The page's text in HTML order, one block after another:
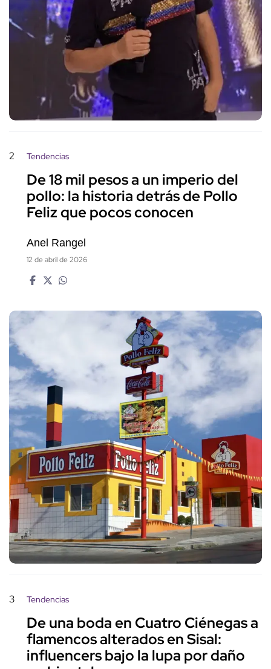
2 Tendencias
De 18 mil pesos a un imperio del
pollo: la historia detrás de Pollo
Feliz que pocos conocen
Anel Rangel
12 de abril de 2026
3 Tendencias
De una boda en Cuatro Ciénegas a
flamencos alterados en Sisal:
influencers bajo la lupa por daño